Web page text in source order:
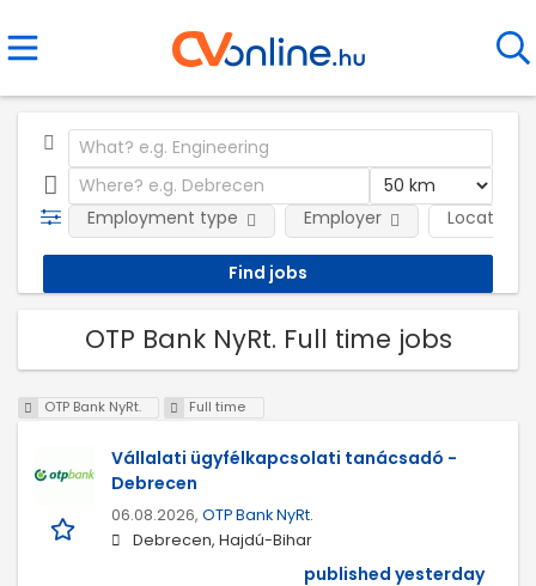
Employment type Employer Location
OTP Bank NyRt. Full time jobs
OTP Bank NyRt. Full time
Vállalati ügyfélkapcsolati tanácsadó -
Debrecen
06.08.2026, OTP Bank NyRt.
Debrecen, Hajdú-Bihar
published yesterday